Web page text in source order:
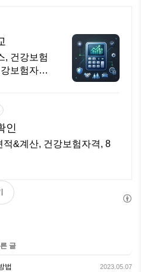
, 건강보험
보험자격
인
&계산, 건강보험자격, 8
글
법 2023.05.07